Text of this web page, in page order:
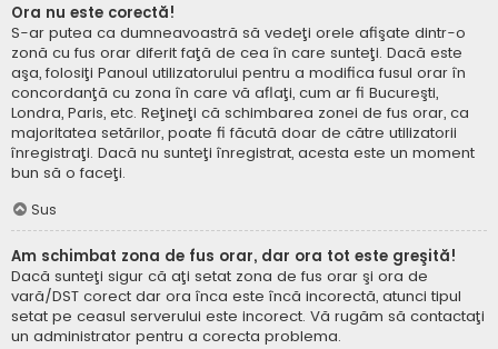
Ora nu este corectă!
S-ar putea ca dumneavoastră să vedeţi orele afişate dintr-o
zonă cu fus orar diferit faţă de cea în care sunteţi. Dacă este
aşa, folosiţi Panoul utilizatorului pentru a modifica fusul orar în
concordanţă cu zona în care vă aflaţi, cum ar fi Bucureşti,
Londra, Paris, etc. Reţineţi că schimbarea zonei de fus orar, ca
majoritatea setărilor, poate fi făcută doar de către utilizatorii
înregistraţi. Dacă nu sunteţi înregistrat, acesta este un moment
bun să o faceţi.
Sus
Am schimbat zona de fus orar, dar ora tot este greşită!
Dacă sunteţi sigur că aţi setat zona de fus orar şi ora de
vară/DST corect dar ora înca este încă incorectă, atunci tipul
setat pe ceasul serverului este incorect. Vă rugăm să contactaţi
un administrator pentru a corecta problema.